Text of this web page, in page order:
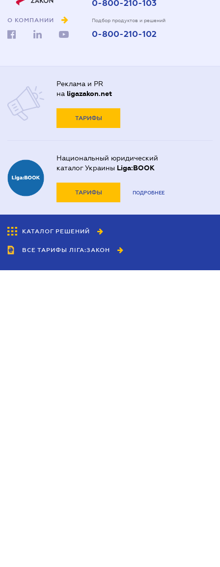
О КОМПАНИИ
0-800-210-103
Подбор продуктов и решений
0-800-210-102
Реклама и PR
на ligazakon.net
ТАРИФЫ
Национальный юридический
каталог Украины Liga:BOOK
ТАРИФЫ ПОДРОБНЕЕ
КАТАЛОГ РЕШЕНИЙ
ВСЕ ТАРИФЫ ЛІГА:ЗАКОН